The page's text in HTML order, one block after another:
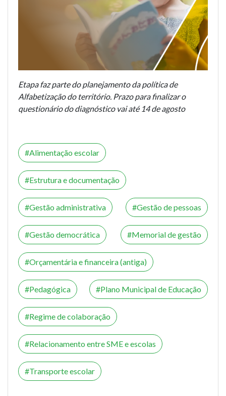
Etapa faz parte do planejamento da política de
Alfabetização do território. Prazo para finalizar o
questionário do diagnóstico vai até 14 de agosto
Alimentação escolar
Estrutura e documentação
Gestão administrativa Gestão de pessoas
Gestão democrática Memorial de gestão
Orçamentária e financeira (antiga)
Pedagógica Plano Municipal de Educação
Regime de colaboração
Relacionamento entre SME e escolas
Transporte escolar